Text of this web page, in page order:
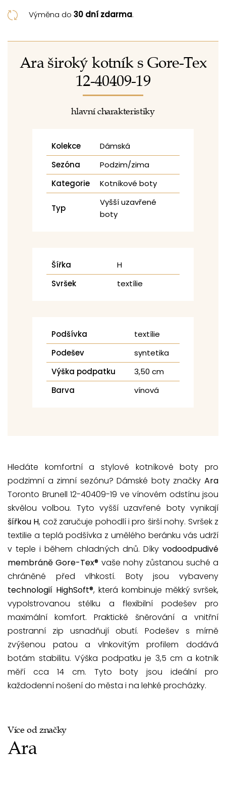
Výměna do 30 dní zdarma.
Ara široký kotník s Gore-Tex
12-40409-19
hlavní charakteristiky
Kolekce
Dámská
Sezóna
Podzim/zima
Kategorie
Kotníkové boty
Typ
Vyšší uzavřené
boty
Šířka
H
Svršek
textílie
Podšívka
textílie
Podešev
syntetika
Výška podpatku
3,50 cm
Barva
vínová
Hledáte komfortní a stylové kotníkové boty pro
podzimní a zimní sezónu? Dámské boty značky Ara
Toronto Brunell 12-40409-19 ve vínovém odstínu jsou
skvělou volbou. Tyto vyšší uzavřené boty vynikají
šířkou H, což zaručuje pohodlí i pro širší nohy. Svršek z
textilie a teplá podšívka z umělého beránku vás udrží
v teple i během chladných dnů. Díky vodoodpudivé
membráně Gore-Tex® vaše nohy zůstanou suché a
chráněné před vlhkostí. Boty jsou vybaveny
technologií HighSoft®, která kombinuje měkký svršek,
vypolstrovanou stélku a flexibilní podešev pro
maximální komfort. Praktické šněrování a vnitřní
postranní zip usnadňují obutí. Podešev s mírně
zvýšenou patou a vlnkovitým profilem dodává
botám stabilitu. Výška podpatku je 3,5 cm a kotník
měří cca 14 cm. Tyto boty jsou ideální pro
každodenní nošení do města i na lehké procházky.
Více od značky
Ara